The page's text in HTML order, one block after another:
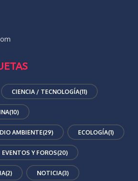
CIENCIA / TECNOLOGÍA(11)
(10)
AMBIENTE(29) ECOLOGÍA(1)
EVENTOS Y FOROS(20)
(2) NOTICIA(3)